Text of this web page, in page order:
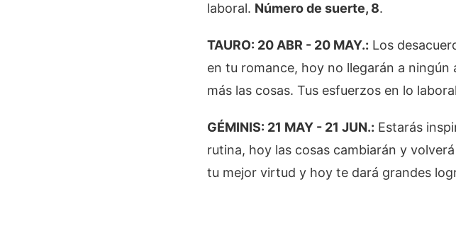
laboral. Número de suerte, 8.
TAURO: 20 ABR - 20 MAY.: Los
en tu romance, hoy no llegarán a
más las cosas. Tus esfuerzos en lo
GÉMINIS: 21 MAY - 21 JUN.: Estarás
rutina, hoy las cosas cambiarán y
tu mejor virtud y hoy te dará grandes